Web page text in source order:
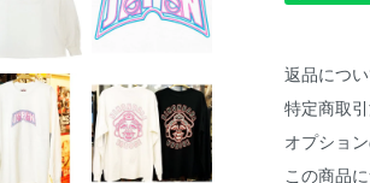
返品につ
特定商取
オプショ
この商品